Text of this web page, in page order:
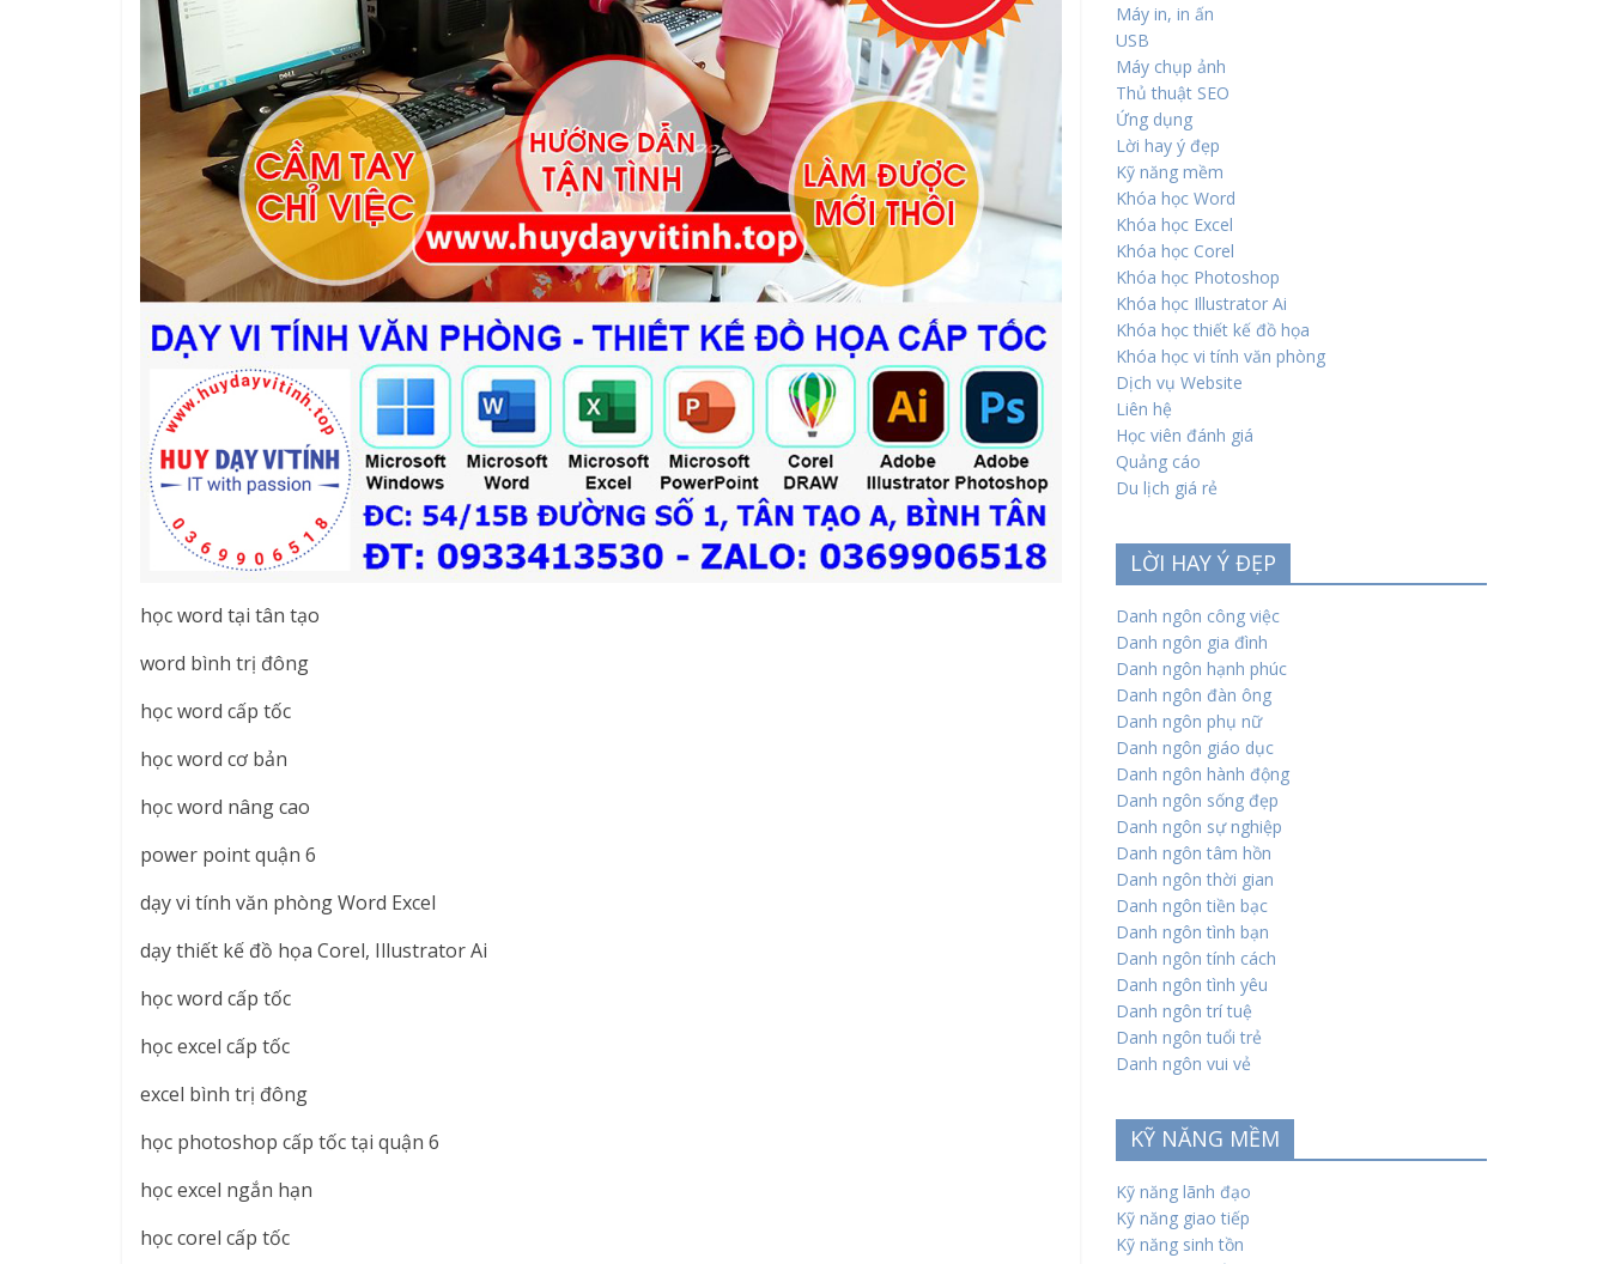
học word tại tân tạo
word bình trị đông
học word cấp tốc
học word cơ bản
học word nâng cao
power point quận 6
dạy vi tính văn phòng Word Excel
dạy thiết kế đồ họa Corel, Illustrator Ai
học word cấp tốc
học excel cấp tốc
excel bình trị đông
học photoshop cấp tốc tại quận 6
học excel ngắn hạn
học corel cấp tốc
Máy in, in ấn
USB
Máy chụp ảnh
Thủ thuật SEO
Ứng dụng
Lời hay ý đẹp
Kỹ năng mềm
Khóa học Word
Khóa học Excel
Khóa học Corel
Khóa học Photoshop
Khóa học Illustrator Ai
Khóa học thiết kế đồ họa
Khóa học vi tính văn phòng
Dịch vụ Website
Liên hệ
Học viên đánh giá
Quảng cáo
Du lịch giá rẻ
LỜI HAY Ý ĐẸP
Danh ngôn công việc
Danh ngôn gia đình
Danh ngôn hạnh phúc
Danh ngôn đàn ông
Danh ngôn phụ nữ
Danh ngôn giáo dục
Danh ngôn hành động
Danh ngôn sống đẹp
Danh ngôn sự nghiệp
Danh ngôn tâm hồn
Danh ngôn thời gian
Danh ngôn tiền bạc
Danh ngôn tình bạn
Danh ngôn tính cách
Danh ngôn tình yêu
Danh ngôn trí tuệ
Danh ngôn tuổi trẻ
Danh ngôn vui vẻ
KỸ NĂNG MỀM
Kỹ năng lãnh đạo
Kỹ năng giao tiếp
Kỹ năng sinh tồn